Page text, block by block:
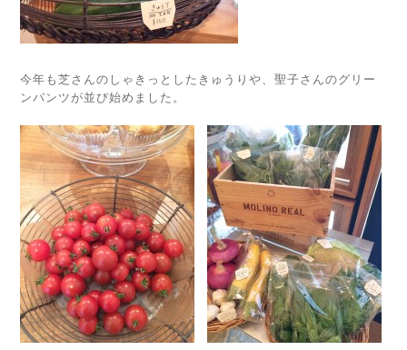
今年も芝さんのしゃきっとしたきゅうりや、聖子さんのグリー
ンパンツが並び始めました。